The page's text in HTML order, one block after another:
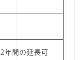
年間の延長可